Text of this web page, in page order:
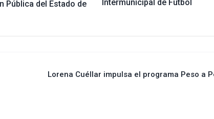
Pública del Estado de
Intermunicipal de Fútbol
Lorena Cuéllar impulsa el programa Peso a